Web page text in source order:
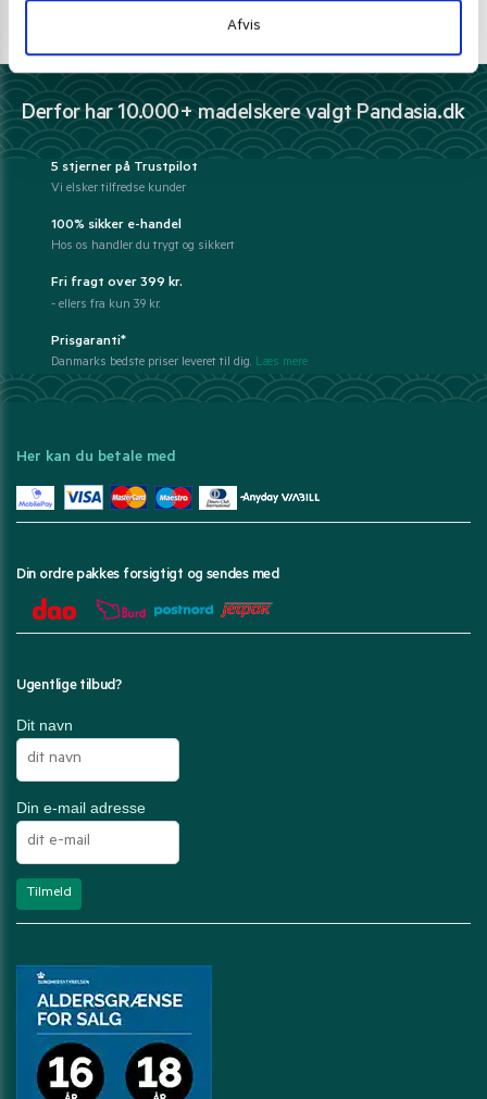
Afvis
E-mail support
Derfor har 10.000+ madelskere valgt Pandasia.dk
5 stjerner på Trustpilot
Vi elsker tilfredse kunder
100% sikker e-handel
Hos os handler du trygt og sikkert
Fri fragt over 399 kr.
- ellers fra kun 39 kr.
Prisgaranti*
Danmarks bedste priser leveret til dig. Læs mere
Her kan du betale med
Din ordre pakkes forsigtigt og sendes med
Ugentlige tilbud?
Dit navn
Din e-mail adresse